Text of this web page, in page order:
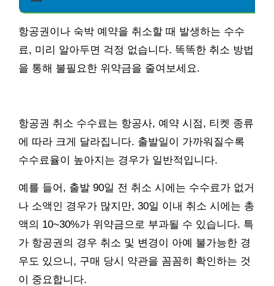
항공권이나 숙박 예약을 취소할 때 발생하는 수수
료, 미리 알아두면 걱정 없습니다. 똑똑한 취소 방법
을 통해 불필요한 위약금을 줄여보세요.
항공권 취소 수수료는 항공사, 예약 시점, 티켓 종류
에 따라 크게 달라집니다. 출발일이 가까워질수록
수수료율이 높아지는 경우가 일반적입니다.
예를 들어, 출발 90일 전 취소 시에는 수수료가 없거
나 소액인 경우가 많지만, 30일 이내 취소 시에는 총
액의 10~30%가 위약금으로 부과될 수 있습니다. 특
가 항공권의 경우 취소 및 변경이 아예 불가능한 경
우도 있으니, 구매 당시 약관을 꼼꼼히 확인하는 것
이 중요합니다.